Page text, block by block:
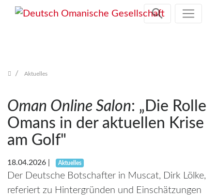
Aktuelles
Oman Online Salon: „Die Rolle
Omans in der aktuellen Krise
am Golf"
18.04.2026 Aktuelles
Der Deutsche Botschafter in Muscat, Dirk Lölke,
referiert zu Hintergründen und Einschätzungen